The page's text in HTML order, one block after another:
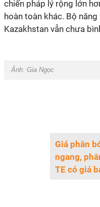
chiến pháp lý rộng lớn
hoàn toàn khác. Bộ
Kazakhstan vẫn chưa
Ảnh: Gia Ngọc
Giá phân
ngang,
TE có giá